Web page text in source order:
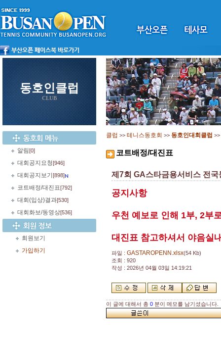
동호인클럽
CLUB
알림[0]
대회공지요청[946]
대회공지보기 [898]
코트배정/대진표[792]
대회(입상)결과[530]
대회화보/동영상[536]
회원보기
가입하기
클럽 >> 테니스동호회 >> 동호인대회클럽 >>
코트배정/대진표
제7회 GA스타금용서비스 전
공지사항
우천 예보로 인해 1부, 2부
대진표 참고하셔서 야음실
파일 : GASTAROPENN.xlsx(54 Kb)
조회 : 920
작성 : 2026년 04월 03일 14:19:21
이 글에 대해서 총 0 분이 메모를 남기셨습니다.